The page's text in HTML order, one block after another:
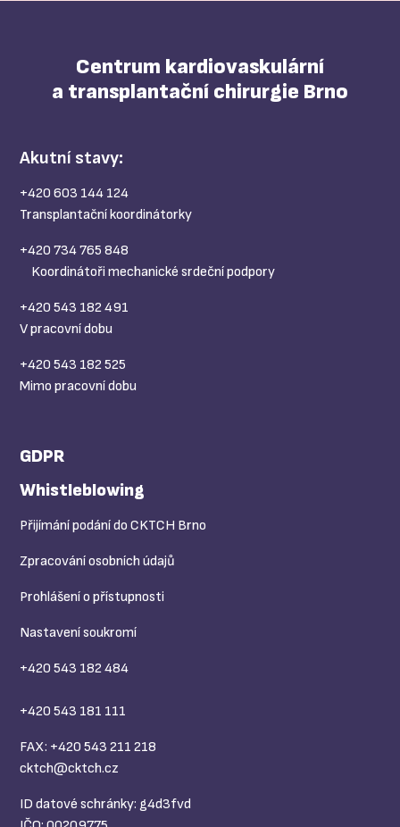
Centrum kardiovaskulární
a transplantační chirurgie Brno
Akutní stavy:
+420 603 144 124
Transplantační koordinátorky
+420 734 765 848
Koordinátoři mechanické srdeční podpory
+420 543 182 491
V pracovní dobu
+420 543 182 525
Mimo pracovní dobu
GDPR
Whistleblowing
Přijímání podání do CKTCH Brno
Zpracování osobních údajů
Prohlášení o přístupnosti
Nastavení soukromí
+420 543 182 484
+420 543 181 111
FAX: +420 543 211 218
cktch@cktch.cz
ID datové schránky: g4d3fvd